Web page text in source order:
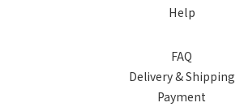
Help
FAQ
Delivery & Shipping
Payment